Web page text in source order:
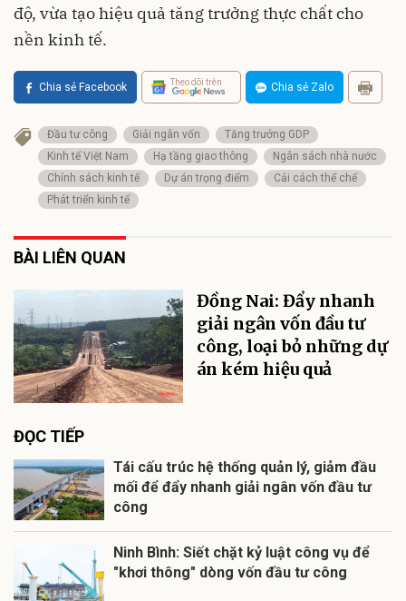
độ, vừa tạo hiệu quả tăng trưởng thực chất cho
nền kinh tế.
Chia sẻ Facebook Theo dõi trên Chia sẻ Zalo
Đầu tư công Giải ngân vốn
Tăng trưởng GDP
Kinh tế Việt Nam
Hạ tầng giao thông
Ngân sách nhà nước
Chính sách kinh tế
Dự án trọng điểm
Cải cách thể chế
Phát triển kinh tế
BÀI LIÊN QUAN
Đồng Nai: Đẩy nhanh
giải ngân vốn đầu tư
công, loại bỏ những dự
án kém hiệu quả
ĐỌC TIẾP
Tái cấu trúc hệ thống quản lý, giảm đầu
mối để đẩy nhanh giải ngân vốn đầu tư
công
Ninh Bình: Siết chặt kỷ luật công vụ để
"khơi thông" dòng vốn đầu tư công